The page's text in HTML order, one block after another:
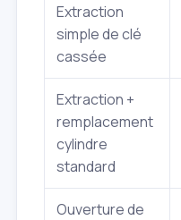
Extraction
simple de clé
cassée
Extraction +
remplacement
cylindre
standard
Ouverture de